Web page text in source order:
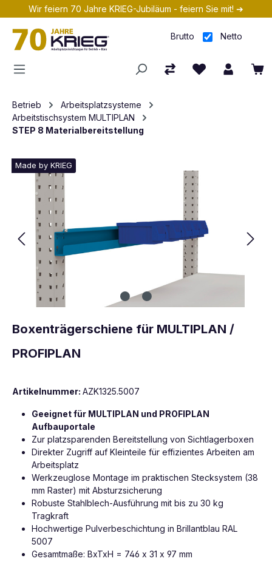
Zum Hauptinhalt springen
Wir feiern 70 Jahre KRIEG-Jubiläum - feiern Sie mit! ➔
Brutto Netto
Betrieb
Arbeitsplatzsysteme
Arbeitstischsystem MULTIPLAN
STEP 8 Materialbereitstellung
Made by KRIEG
Boxenträgerschiene für MULTIPLAN /
PROFIPLAN
Artikelnummer: AZK1325.5007
Geeignet für MULTIPLAN und PROFIPLAN
Aufbauportale
Zur platzsparenden Bereitstellung von Sichtlagerboxen
Direkter Zugriff auf Kleinteile für effizientes Arbeiten am
Arbeitsplatz
Werkzeuglose Montage im praktischen Stecksystem (38
mm Raster) mit Absturzsicherung
Robuste Stahlblech-Ausführung mit bis zu 30 kg
Tragkraft
Hochwertige Pulverbeschichtung in Brillantblau RAL
5007
Gesamtmaße: BxTxH = 746 x 31 x 97 mm